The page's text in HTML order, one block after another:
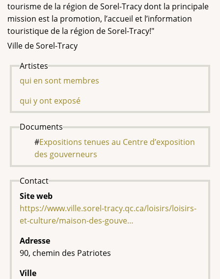
tourisme de la région de Sorel-Tracy dont la principale
mission est la promotion, l’accueil et l’information
touristique de la région de Sorel-Tracy!"
Ville de Sorel-Tracy
Artistes
qui en sont membres
qui y ont exposé
Documents
Expositions tenues au Centre d’exposition
des gouverneurs
Contact
Site web
https://www.ville.sorel-tracy.qc.ca/loisirs/loisirs-
et-culture/maison-des-gouve…
Adresse
90, chemin des Patriotes
Ville